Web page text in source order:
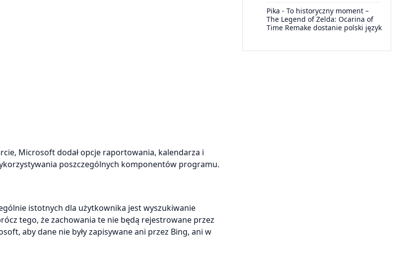
Microsoft dodał opcje raportowania, kalendarza i
poszczególnych komponentów programu.
istotnych dla użytkownika jest wyszukiwanie
tego, że zachowania te nie będą rejestrowane przez
aby dane nie były zapisywane ani przez Bing, ani w
Pika - To historyczny moment –
The Legend of Zelda: Ocarina of
Time Remake dostanie polski język